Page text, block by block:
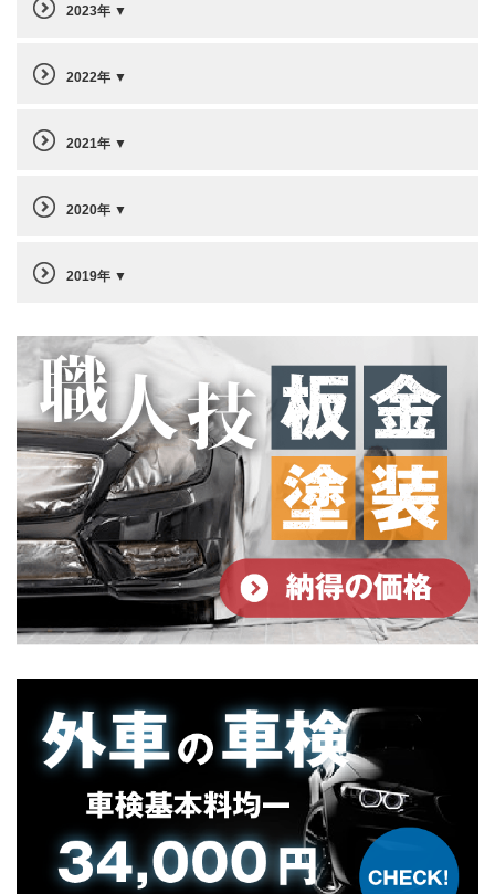
2023年
2022年
2021年
2020年
2019年